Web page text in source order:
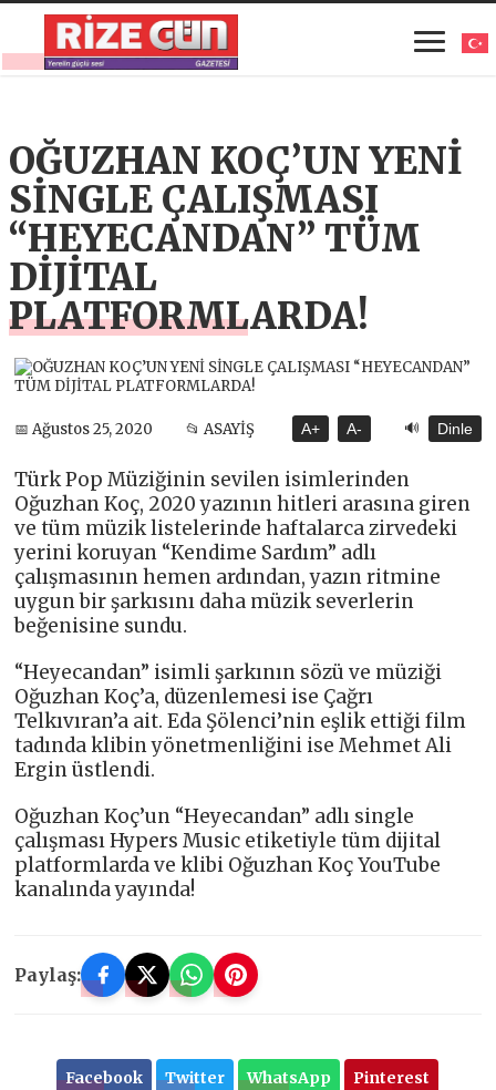
OĞUZHAN KOÇ’UN YENİ
SİNGLE ÇALIŞMASI
“HEYECANDAN” TÜM
DİJİTAL
PLATFORMLARDA!
📅 Ağustos 25, 2020 📂 ASAYİŞ A+ A- 🔊 Dinle
Türk Pop Müziğinin sevilen isimlerinden
Oğuzhan Koç, 2020 yazının hitleri arasına giren
ve tüm müzik listelerinde haftalarca zirvedeki
yerini koruyan “Kendime Sardım” adlı
çalışmasının hemen ardından, yazın ritmine
uygun bir şarkısını daha müzik severlerin
beğenisine sundu.
“Heyecandan” isimli şarkının sözü ve müziği
Oğuzhan Koç’a, düzenlemesi ise Çağrı
Telkıvıran’a ait. Eda Şölenci’nin eşlik ettiği film
tadında klibin yönetmenliğini ise Mehmet Ali
Ergin üstlendi.
Oğuzhan Koç’un “Heyecandan” adlı single
çalışması Hypers Music etiketiyle tüm dijital
platformlarda ve klibi Oğuzhan Koç YouTube
kanalında yayında!
Paylaş:
Facebook Twitter WhatsApp Pinterest